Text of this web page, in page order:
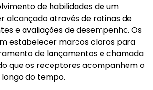
de habilidades de um
alcançado através de rotinas de
e avaliações de desempenho. Os
estabelecer marcos claros para
de lançamentos e chamada
que os receptores acompanhem o
do tempo.